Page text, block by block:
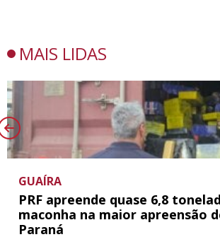
MAIS LIDAS
GUAÍRA
PRF apreende quase 6,8
maconha na maior apreensão
Paraná